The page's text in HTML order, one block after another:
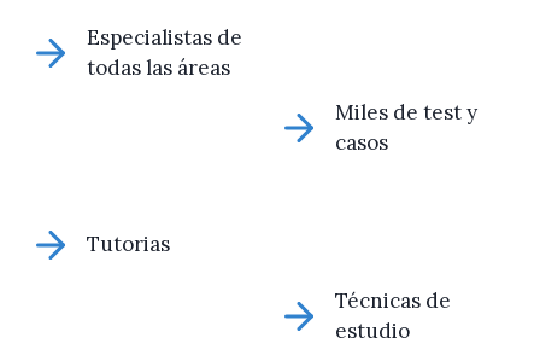
Especialistas de
todas las áreas
Miles de test y
casos
Tutorias
Técnicas de
estudio